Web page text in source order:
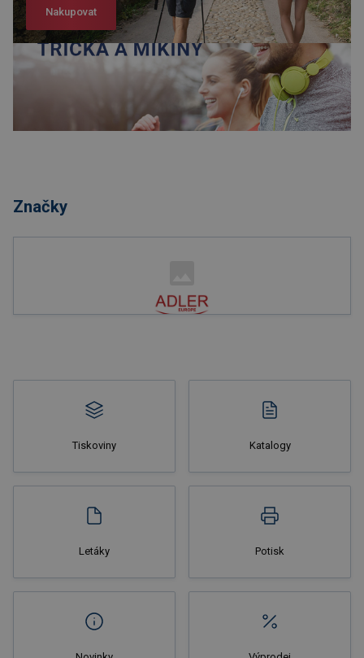
Nakupovat
Značky
Tiskoviny Katalogy
Letáky Potisk